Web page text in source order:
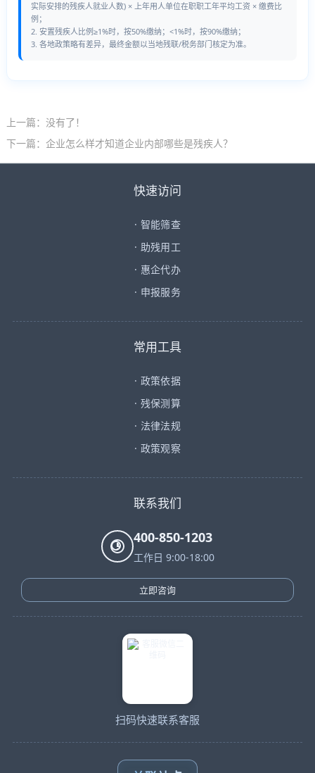
实际安排的残疾人就业人数) × 上年用人单位在职职工年平均工资 × 缴费比
例；
2. 安置残疾人比例≥1%时，按50%缴纳；<1%时，按90%缴纳；
3. 各地政策略有差异，最终金额以当地残联/税务部门核定为准。
上一篇：没有了！
下一篇： 企业怎么样才知道企业内部哪些是残疾人？
快速访问
· 智能筛查
· 助残用工
· 惠企代办
· 申报服务
常用工具
· 政策依据
· 残保测算
· 法律法规
· 政策观察
联系我们
400-850-1203
工作日 9:00-18:00
立即咨询
扫码快速联系客服